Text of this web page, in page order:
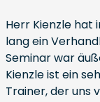
Herr Kienzle hat
lang ein
Seminar war
Kienzle ist ein
Trainer, der uns